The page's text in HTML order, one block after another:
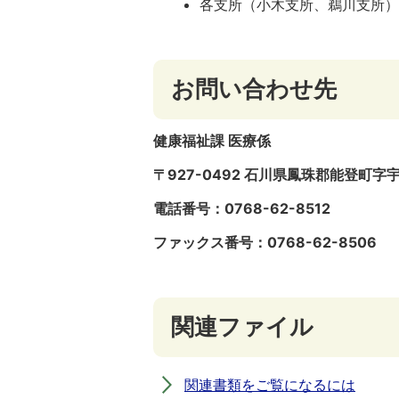
各支所（小木支所、鵜川支所）
お問い合わせ先
健康福祉課 医療係
〒927-0492 石川県鳳珠郡能登町字
電話番号：0768-62-8512
ファックス番号：0768-62-8506
関連ファイル
関連書類をご覧になるには